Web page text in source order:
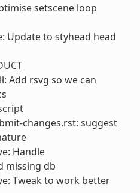
setscene loop
Update to styhead head
Add rsvg so we can
changes.rst: suggest
Handle
missing db
Tweak to work better